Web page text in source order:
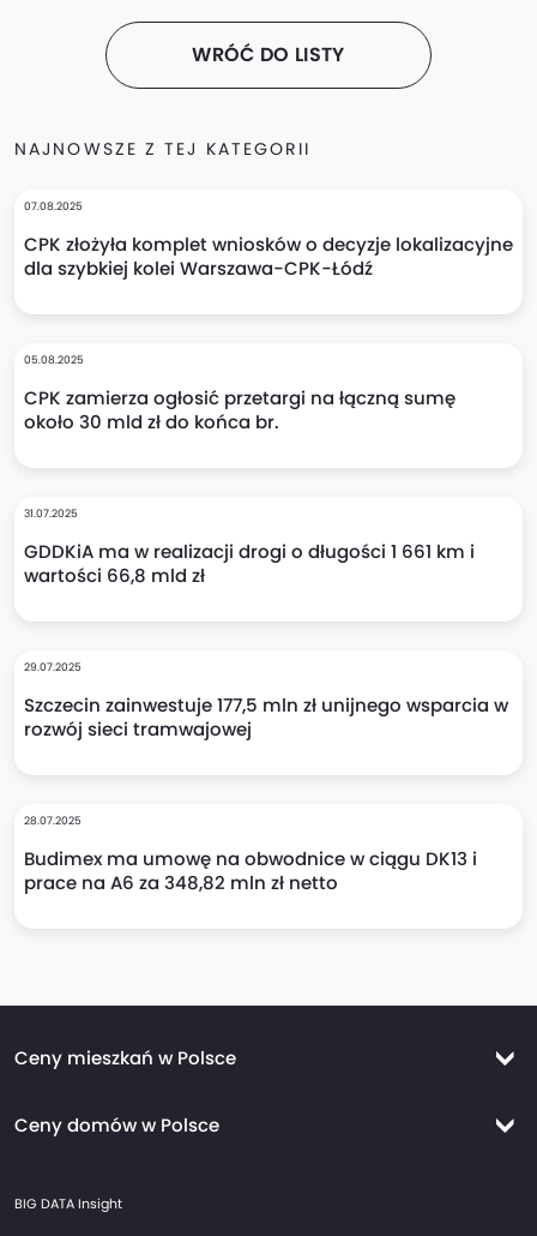
WRÓĆ DO LISTY
NAJNOWSZE Z TEJ KATEGORII
07.08.2025
CPK złożyła komplet wniosków o decyzje lokalizacyjne
dla szybkiej kolei Warszawa-CPK-Łódź
05.08.2025
CPK zamierza ogłosić przetargi na łączną sumę
około 30 mld zł do końca br.
31.07.2025
GDDKiA ma w realizacji drogi o długości 1 661 km i
wartości 66,8 mld zł
29.07.2025
Szczecin zainwestuje 177,5 mln zł unijnego wsparcia w
rozwój sieci tramwajowej
28.07.2025
Budimex ma umowę na obwodnice w ciągu DK13 i
prace na A6 za 348,82 mln zł netto
Ceny mieszkań w Polsce
Ceny mieszkań Kraków
Ceny domów w Polsce
Ceny domów Kraków
BIG DATA Insight